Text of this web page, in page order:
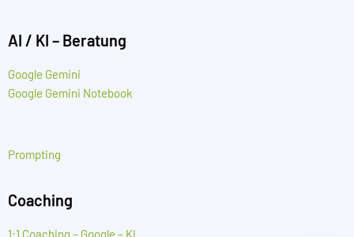
AI / KI – Beratung
Google Gemini
Google Gemini Notebook
Prompting
Coaching
1:1 Coaching – Google – KI